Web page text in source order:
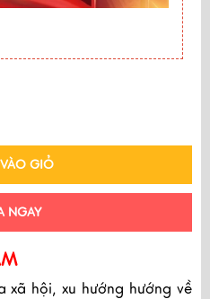
GIỎ
NGAY
xã hội, xu hướng hướng về